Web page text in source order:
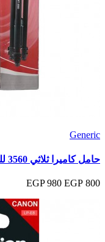
Generic
حامل كاميرا ثلاثي 3560 للمصورين
800 EGP
980 EGP